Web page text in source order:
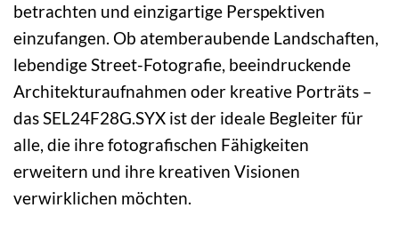
betrachten und einzigartige Perspektiven
einzufangen. Ob atemberaubende Landschaften,
lebendige Street-Fotografie, beeindruckende
Architekturaufnahmen oder kreative Porträts –
das SEL24F28G.SYX ist der ideale Begleiter für
alle, die ihre fotografischen Fähigkeiten
erweitern und ihre kreativen Visionen
verwirklichen möchten.